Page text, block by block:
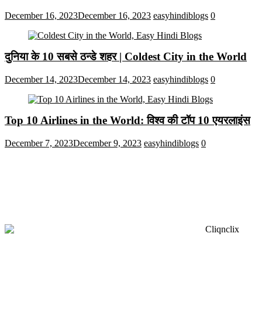
December 16, 2023December 16, 2023 easyhindiblogs 0
दुनिया के 10 सबसे ठन्डे शहर | Coldest City in the World
December 14, 2023December 14, 2023 easyhindiblogs 0
Top 10 Airlines in the World: विश्व की टॉप 10 एयरलाइंस
December 7, 2023December 9, 2023 easyhindiblogs 0